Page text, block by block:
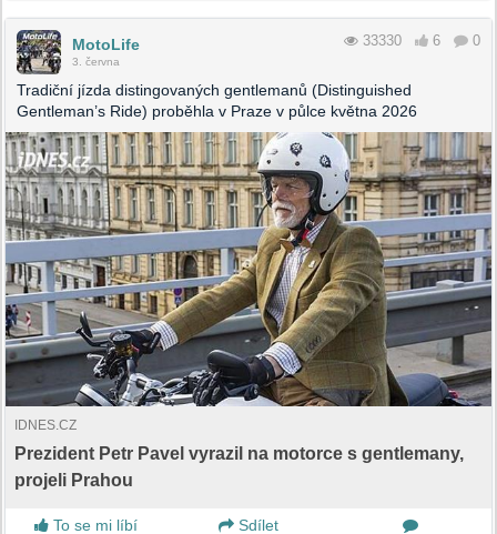
MotoLife
3. června
33330 6 0
Tradiční jízda distingovaných gentlemanů (Distinguished
Gentleman’s Ride) proběhla v Praze v půlce května 2026
IDNES.CZ
Prezident Petr Pavel vyrazil na motorce s gentlemany,
projeli Prahou
To se mi líbí Sdílet